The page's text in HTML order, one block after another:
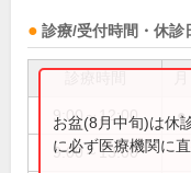
診療/受付時間・休診
9:00～12:00 ●
9:00～13:00
お盆(8月中旬)は休
に必ず医療機関に